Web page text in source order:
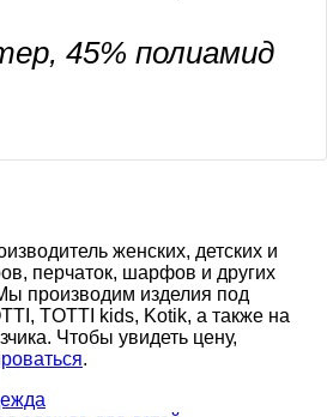
45% полиамид
женских, детских и
перчаток, шарфов и других
производим изделия под
TOTTI kids, Kotik, а также на
Чтобы увидеть цену,
.